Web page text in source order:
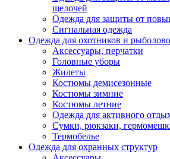
щелочей
Одежда для защиты от
Сигнальная одежда
Одежда для охотников и
Аксессуары, перчатки
Головные уборы
Жилеты
Костюмы демисезонные
Костюмы зимние
Костюмы летние
Одежда для активного
Сумки, рюкзаки,
Термобелье
Одежда для охранных структур